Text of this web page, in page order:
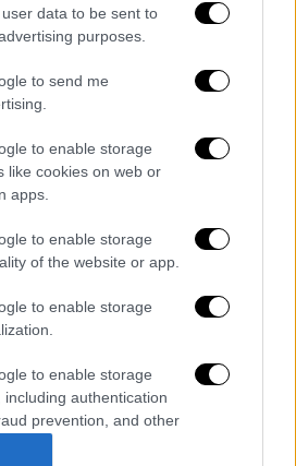
data to be sent to
purposes.
to send me
to enable storage
like cookies on web or
apps.
to enable storage
of the website or app.
to enable storage
to enable storage
including authentication
prevention, and other
δημοτικός σύμβουλος
με το συνδυασμό του
Ο Περικλής Κοροβέσης
του ΣΥΡΙΖΑ.
Μετείχε στη Διαρκή
Υποθέσεων της
τη φιλία και συνεργασία
της Γεωργίας, Νότιας
Το 2009 αποχώρησε
περιττώματα δε θα υπήρχε ζωή στη
ανακάλυψη που
πολλά